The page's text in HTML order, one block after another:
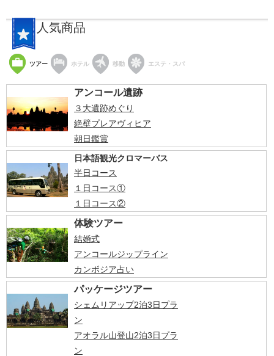
人気商品
ツアー ホテル 移動 エステ・スパ
アンコール遺跡
３大遺跡めぐり
絶壁プレアヴィヒア
朝日鑑賞
日本語観光クロマーバス
半日コース
１日コース①
１日コース②
体験ツアー
結婚式
アンコールジップライン
カンボジア占い
パッケージツアー
シェムリアップ2泊3日プラ
ン
アオラル山登山2泊3日プラ
ン